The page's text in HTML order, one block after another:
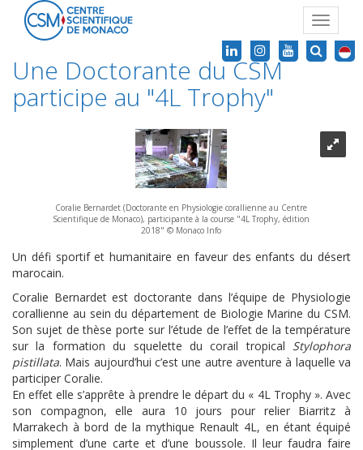
Toggle
Une Doctorante du CSM
participe au "4L Trophy"
Coralie Bernardet (Doctorante en Physiologie corallienne au Centre
Scientifique de Monaco), participante à la course "4L Trophy, édition
2018" © Monaco Info
Un défi sportif et humanitaire en faveur des enfants du désert
marocain.
Coralie Bernardet est doctorante dans l’équipe de Physiologie
corallienne au sein du département de Biologie Marine du CSM.
Son sujet de thèse porte sur l’étude de l’effet de la température
sur la formation du squelette du corail tropical Stylophora
pistillata. Mais aujourd’hui c’est une autre aventure à laquelle va
participer Coralie.
En effet elle s’apprête à prendre le départ du « 4L Trophy ». Avec
son compagnon, elle aura 10 jours pour relier Biarritz à
Marrakech à bord de la mythique Renault 4L, en étant équipé
simplement d’une carte et d’une boussole. Il leur faudra faire